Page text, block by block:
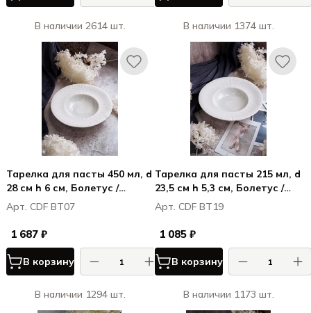
В наличии 2614 шт. В наличии 1374 шт.
Тарелка для пасты 450 мл, d
28 см h 6 см, Болетус /
Boletus
Арт. CDF BT07
1 687 ₽
В корзину
В наличии 1294 шт.
Тарелка для пасты 215 мл, d
23,5 см h 5,3 см, Болетус /
Boletus
Арт. CDF BT19
1 085 ₽
В корзину
В наличии 1173 шт.